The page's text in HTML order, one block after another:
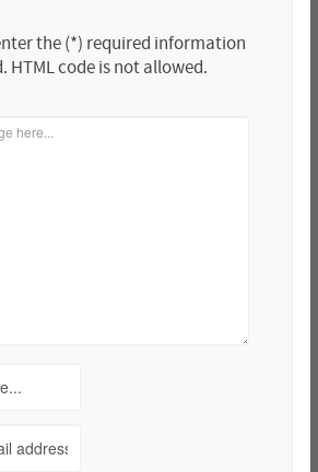
the (*) required information
HTML code is not allowed.